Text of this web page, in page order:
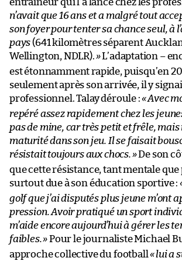
n’avait que 16 ans et a malgré tout
son foyer pour tenter sa chance seul, à
pays(641 kilomètres séparent
Wellington, NDLR).»L’adaptation –
est étonnamment rapide, puisqu’en
seulement après son arrivée, il y
professionnel. Talay déroule :«Avec
repéré assez rapidement chez les
pas de mine, car très petit et frêle,
maturité dans son jeu. Il se faisait
résistait toujours aux chocs.»De son
que cette résistance, tant mentale que
surtout due à son éducation sportive :
golf que j’ai disputés plus jeune m’ont
pression. Avoir pratiqué un sport
m’aide encore aujourd’hui à gérer les
faibles.»Pour le journaliste Michael
approche collective du football«lui a